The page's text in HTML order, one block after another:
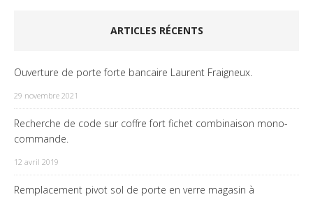
ARTICLES RÉCENTS
Ouverture de porte forte bancaire Laurent Fraigneux.
29 novembre 2021
Recherche de code sur coffre fort fichet combinaison mono-
commande.
12 avril 2019
Remplacement pivot sol de porte en verre magasin à